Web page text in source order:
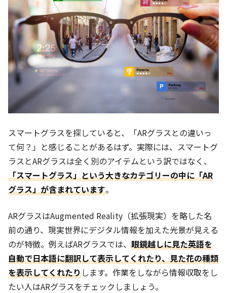
スマートグラスを探していると、「ARグラスとの違いっ
て何？」と感じることがあるはず。実際には、スマートグ
ラスとARグラスは全く別のアイテムという訳ではなく、
「スマートグラス」という大きなカテゴリーの中に「AR
グラス」が含まれています。
ARグラスはAugmented Reality（拡張現実）を略した名
前の通り、現実世界にデジタル情報を加えた光景が見える
のが特徴。例えばARグラスでは、 眼鏡越しに見た英語を
自動で日本語に翻訳して表示してくれたり、見た花の種類
を表示してくれたりします。作業をしながら情報収取をし
たい人はARグラスをチェックしましょう。